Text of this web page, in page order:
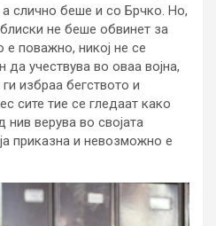
а слично беше и со Брчко. Но,
не беше обвинет за
е поважно, никој не се
да учествува во оваа војна,
избраа бегството и
сите тие се гледаат како
нив верува во својата
приказна и невозможно е